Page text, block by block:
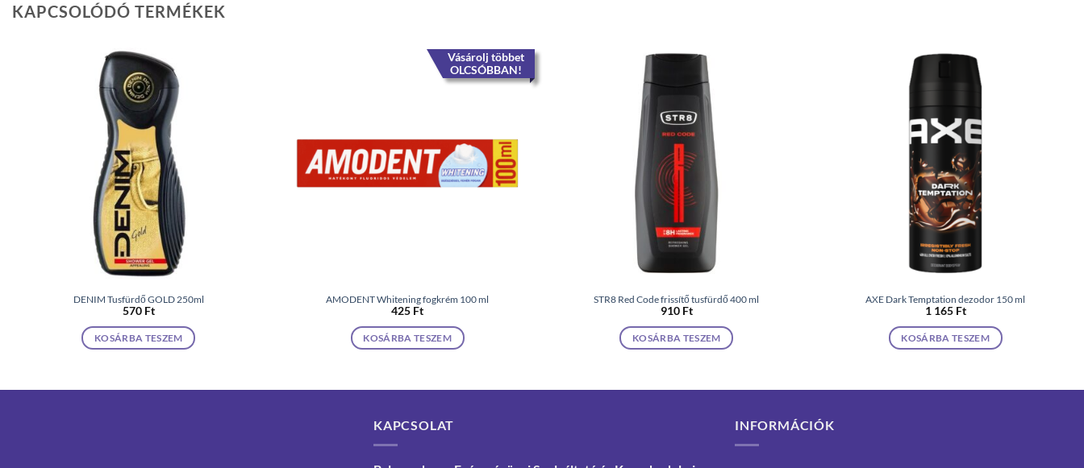
KAPCSOLÓDÓ TERMÉKEK
DENIM Tusfürdő GOLD 250ml
570 Ft
KOSÁRBA TESZEM
Vásárolj többet
OLCSÓBBAN!
AMODENT Whitening fogkrém 100 ml
425 Ft
KOSÁRBA TESZEM
STR8 Red Code frissítő tusfürdő 400 ml
910 Ft
KOSÁRBA TESZEM
AXE Dark Temptation dezodor 150 ml
1 165 Ft
KOSÁRBA TESZEM
KAPCSOLAT INFORMÁCIÓK